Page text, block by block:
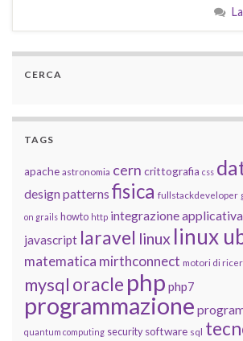
CERCA
TAGS
apache astronomia cern crittografia css
design patterns fisica fullstackdeveloper
on grails howto http integrazione applicativa
javascript laravel linux linux
matematica mirthconnect motori di
mysql oracle php php7
programmazione
quantum computing security software sql